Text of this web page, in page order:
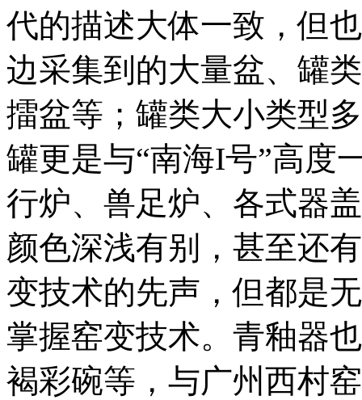
代的描述大体一致，但
边采集到的大量盆、罐
擂盆等；罐类大小类型
罐更是与“南海I号”高度
行炉、兽足炉、各式器
颜色深浅有别，甚至还
变技术的先声，但都是
掌握窑变技术。青釉器
褐彩碗等，与广州西村